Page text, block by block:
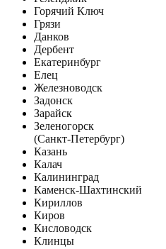
Горячий Ключ
Грязи
Данков
Дербент
Екатеринбург
Елец
Железноводск
Задонск
Зарайск
Зеленогорск
(Санкт-Петербург)
Казань
Калач
Калининград
Каменск-Шахтинский
Кириллов
Киров
Кисловодск
Клинцы